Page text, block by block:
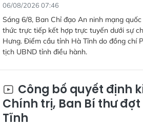
06/08/2026 07:46
Sáng 6/8, Ban Chỉ đạo An ninh mạng
thức trực tiếp kết hợp trực tuyến dưới sự
Hưng. Điểm cầu tỉnh Hà Tĩnh do đồng chí
tịch UBND tỉnh điều hành.
Công bố quyết định
Chính trị, Ban Bí thư đợt
Tĩnh